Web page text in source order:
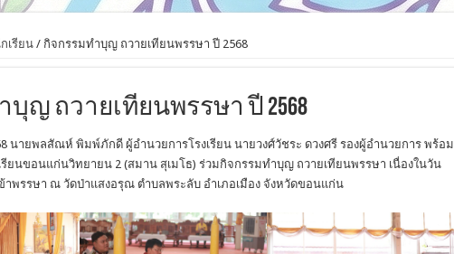
เรียน / กิจกรรมทําบุญ ถวายเทียนพรรษา ปี 2568
ญ ถวายเทียนพรรษา ปี 2568
นายพลสัณห์ พิมพ์ภักดี ผู้อํานวยการโรงเรียน นายวงศ์วัชระ ดวงศรี รองผู้อํานวยการ พร้อม
รียนขอนแก่นวิทยายน 2 (สมาน สุเมโธ) ร่วมกิจกรรมทําบุญ ถวายเทียนพรรษา เนื่องในวัน
าพรรษา ณ วัดป่าแสงอรุณ ตําบลพระลับ อําเภอเมือง จังหวัดขอนแก่น